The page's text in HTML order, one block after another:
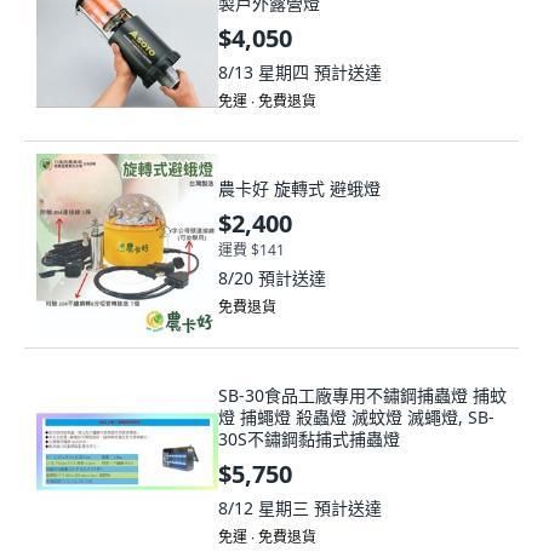
$4,050
8/13 星期四
免運 ∙ 免費退貨
$2,400
運費 $141
8/20 預計送達
免費退貨
燈 捕蠅燈 殺蟲燈 滅蚊燈 滅蠅燈, SB-
30S不鏽鋼黏捕式捕蟲燈
$5,750
8/12 星期三
免運 ∙ 免費退貨